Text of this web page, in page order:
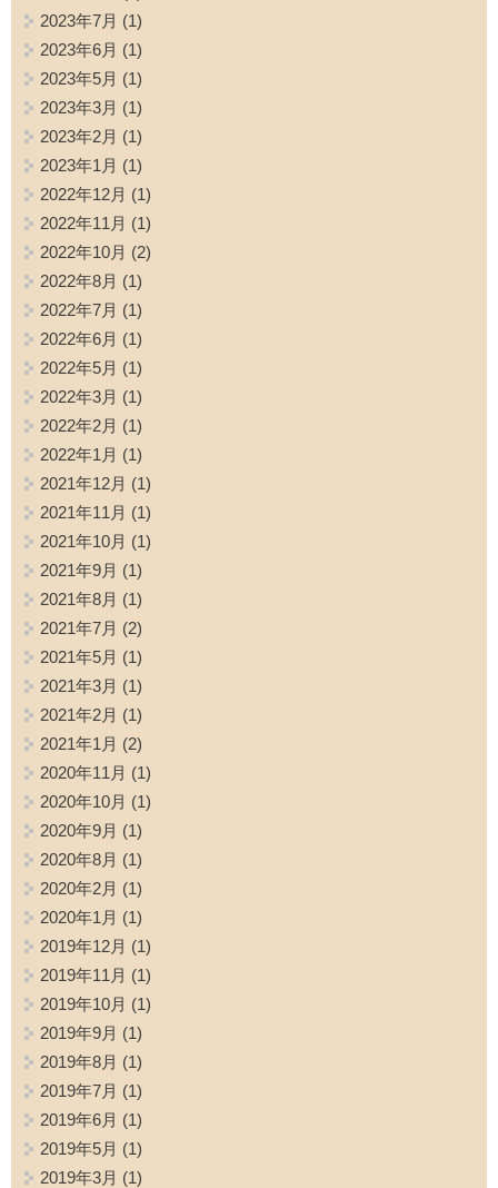
2023年7月 (1)
2023年6月 (1)
2023年5月 (1)
2023年3月 (1)
2023年2月 (1)
2023年1月 (1)
2022年12月 (1)
2022年11月 (1)
2022年10月 (2)
2022年8月 (1)
2022年7月 (1)
2022年6月 (1)
2022年5月 (1)
2022年3月 (1)
2022年2月 (1)
2022年1月 (1)
2021年12月 (1)
2021年11月 (1)
2021年10月 (1)
2021年9月 (1)
2021年8月 (1)
2021年7月 (2)
2021年5月 (1)
2021年3月 (1)
2021年2月 (1)
2021年1月 (2)
2020年11月 (1)
2020年10月 (1)
2020年9月 (1)
2020年8月 (1)
2020年2月 (1)
2020年1月 (1)
2019年12月 (1)
2019年11月 (1)
2019年10月 (1)
2019年9月 (1)
2019年8月 (1)
2019年7月 (1)
2019年6月 (1)
2019年5月 (1)
2019年3月 (1)